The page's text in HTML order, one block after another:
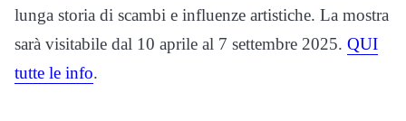
lunga storia di scambi e influenze artistiche. La mostra
sarà visitabile dal 10 aprile al 7 settembre 2025. QUI
tutte le info.